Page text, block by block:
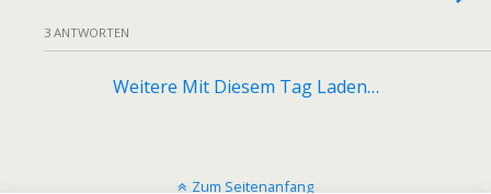
3 ANTWORTEN
Weitere Mit Diesem Tag Laden…
Zum Seitenanfang